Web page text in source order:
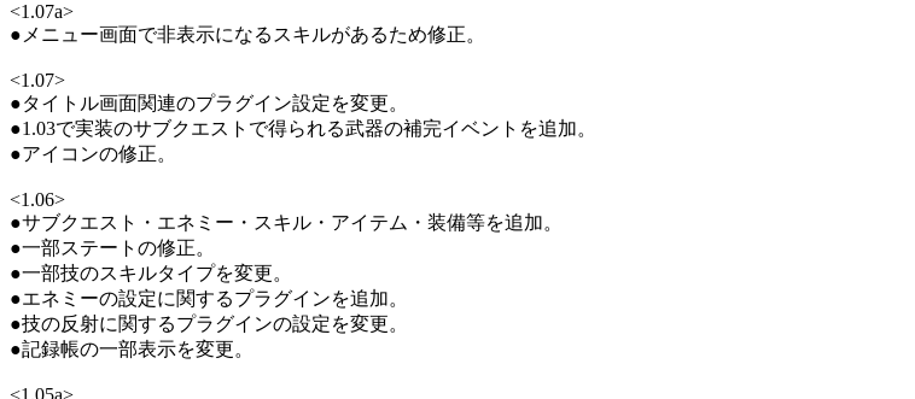
<1.07a>
●メニュー画面で非表示になるスキルがあるため修正。
<1.07>
●タイトル画面関連のプラグイン設定を変更。
●1.03で実装のサブクエストで得られる武器の補完イベントを追加。
●アイコンの修正。
<1.06>
●サブクエスト・エネミー・スキル・アイテム・装備等を追加。
●一部ステートの修正。
●一部技のスキルタイプを変更。
●エネミーの設定に関するプラグインを追加。
●技の反射に関するプラグインの設定を変更。
●記録帳の一部表示を変更。
<1.05a>